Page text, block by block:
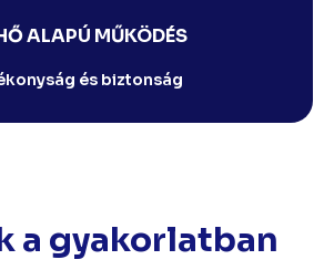
ALAPÚ MŰKÖDÉS
és biztonság
a gyakorlatban